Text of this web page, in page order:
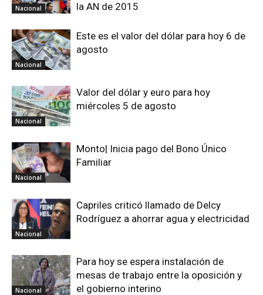
Nacional
la AN de 2015
Nacional
Este es el valor del dólar para hoy 6 de
agosto
Nacional
Valor del dólar y euro para hoy
miércoles 5 de agosto
Nacional
Monto| Inicia pago del Bono Único
Familiar
Nacional
Capriles criticó llamado de Delcy
Rodríguez a ahorrar agua y electricidad
Nacional
Para hoy se espera instalación de
mesas de trabajo entre la oposición y
el gobierno interino